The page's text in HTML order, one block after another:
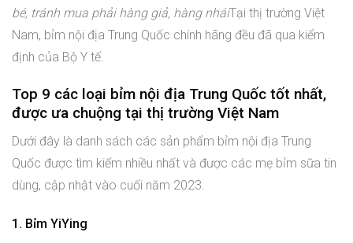
bé, tránh mua phải hàng giả, hàng nháiTại thị trường Việt
Nam, bỉm nội địa Trung Quốc chính hãng đều đã qua kiểm
định của Bộ Y tế.
Top 9 các loại bỉm nội địa Trung Quốc tốt nhất,
được ưa chuộng tại thị trường Việt Nam
Dưới đây là danh sách các sản phẩm bỉm nội địa Trung
Quốc được tìm kiếm nhiều nhất và được các mẹ bỉm sữa tin
dùng, cập nhật vào cuối năm 2023.
1. Bỉm YiYing